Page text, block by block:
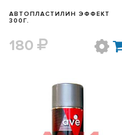
АВТОПЛАСТИЛИН ЭФФЕКТ
300Г.
180